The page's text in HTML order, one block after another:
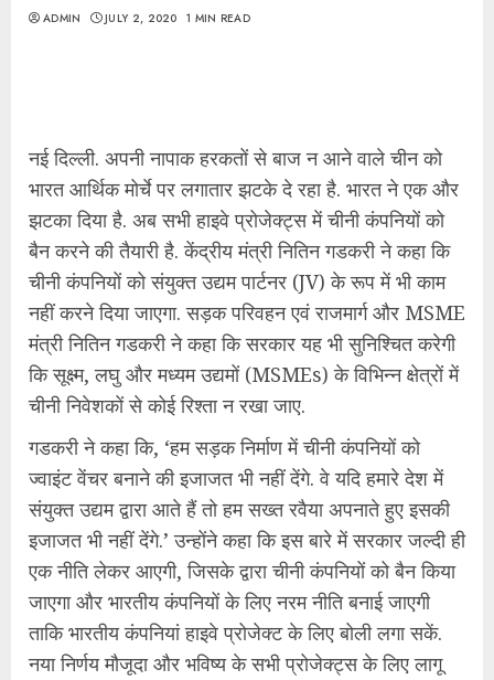
ADMIN JULY 2, 2020 1 MIN READ
नई दिल्ली. अपनी नापाक हरकतों से बाज न आने वाले चीन को
भारत आर्थिक मोर्चे पर लगातार झटके दे रहा है. भारत ने एक और
झटका दिया है. अब सभी हाइवे प्रोजेक्ट्स में चीनी कंपनियों को
बैन करने की तैयारी है. केंद्रीय मंत्री नितिन गडकरी ने कहा कि
चीनी कंपनियों को संयुक्त उद्यम पार्टनर (JV) के रूप में भी काम
नहीं करने दिया जाएगा. सड़क परिवहन एवं राजमार्ग और MSME
मंत्री नितिन गडकरी ने कहा कि सरकार यह भी सुनिश्चित करेगी
कि सूक्ष्म, लघु और मध्यम उद्यमों (MSMEs) के विभिन्न क्षेत्रों में
चीनी निवेशकों से कोई रिश्ता न रखा जाए.
गडकरी ने कहा कि, ‘हम सड़क निर्माण में चीनी कंपनियों को
ज्वाइंट वेंचर बनाने की इजाजत भी नहीं देंगे. वे यदि हमारे देश में
संयुक्त उद्यम द्वारा आते हैं तो हम सख्त रवैया अपनाते हुए इसकी
इजाजत भी नहीं देंगे.’ उन्होंने कहा कि इस बारे में सरकार जल्दी ही
एक नीति लेकर आएगी, जिसके द्वारा चीनी कंपनियों को बैन किया
जाएगा और भारतीय कंपनियों के लिए नरम नीति बनाई जाएगी
ताकि भारतीय कंपनियां हाइवे प्रोजेक्ट के लिए बोली लगा सकें.
नया निर्णय मौजूदा और भविष्य के सभी प्रोजेक्ट्स के लिए लागू